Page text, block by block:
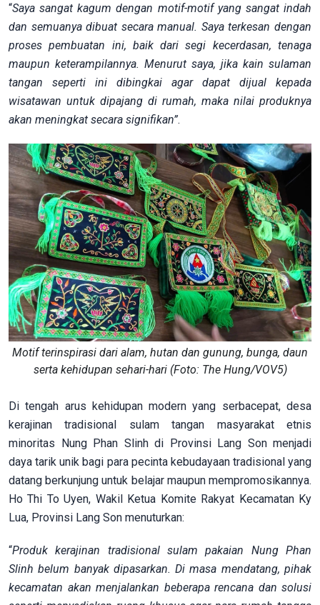
“Saya sangat kagum dengan motif-motif yang sangat indah
dan semuanya dibuat secara manual. Saya terkesan dengan
proses pembuatan ini, baik dari segi kecerdasan, tenaga
maupun keterampilannya. Menurut saya, jika kain sulaman
tangan seperti ini dibingkai agar dapat dijual kepada
wisatawan untuk dipajang di rumah, maka nilai produknya
akan meningkat secara signifikan”.
Motif terinspirasi dari alam, hutan dan gunung, bunga, daun
serta kehidupan sehari-hari (Foto: The Hung/VOV5)
Di tengah arus kehidupan modern yang serbacepat, desa
kerajinan tradisional sulam tangan masyarakat etnis
minoritas Nung Phan Slinh di Provinsi Lang Son menjadi
daya tarik unik bagi para pecinta kebudayaan tradisional yang
datang berkunjung untuk belajar maupun mempromosikannya.
Ho Thi To Uyen, Wakil Ketua Komite Rakyat Kecamatan Ky
Lua, Provinsi Lang Son menuturkan:
“Produk kerajinan tradisional sulam pakaian Nung Phan
Slinh belum banyak dipasarkan. Di masa mendatang, pihak
kecamatan akan menjalankan beberapa rencana dan solusi